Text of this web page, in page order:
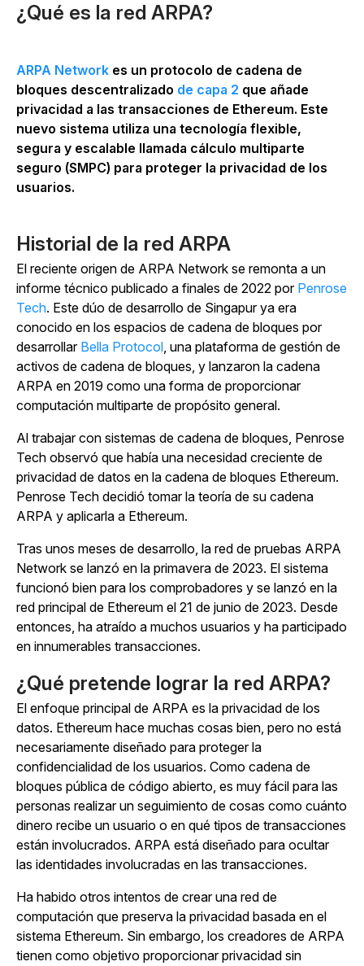
¿Qué es la red ARPA?
ARPA Network es un protocolo de cadena de
bloques descentralizado de capa 2 que añade
privacidad a las transacciones de Ethereum. Este
nuevo sistema utiliza una tecnología flexible,
segura y escalable llamada cálculo multiparte
seguro (SMPC) para proteger la privacidad de los
usuarios.
Historial de la red ARPA
El reciente origen de ARPA Network se remonta a un
informe técnico publicado a finales de 2022 porPenrose
Tech. Este dúo de desarrollo de Singapur ya era
conocido en los espacios de cadena de bloques por
desarrollar Bella Protocol, una plataforma de gestión de
activos de cadena de bloques, y lanzaron la cadena
ARPA en 2019 como una forma de proporcionar
computación multiparte de propósito general.
Al trabajar con sistemas de cadena de bloques, Penrose
Tech observó que había una necesidad creciente de
privacidad de datos en la cadena de bloques Ethereum.
Penrose Tech decidió tomar la teoría de su cadena
ARPA y aplicarla a Ethereum.
Tras unos meses de desarrollo, la red de pruebas ARPA
Network se lanzó en la primavera de 2023. El sistema
funcionó bien para los comprobadores y se lanzó en la
red principal de Ethereum el 21 de junio de 2023. Desde
entonces, ha atraído a muchos usuarios y ha participado
en innumerables transacciones.
¿Qué pretende lograr la red ARPA?
El enfoque principal de ARPA es la privacidad de los
datos. Ethereum hace muchas cosas bien, pero no está
necesariamente diseñado para proteger la
confidencialidad de los usuarios. Como cadena de
bloques pública de código abierto, es muy fácil para las
personas realizar un seguimiento de cosas como cuánto
dinero recibe un usuario o en qué tipos de transacciones
están involucrados. ARPA está diseñado para ocultar
las identidades involucradas en las transacciones.
Ha habido otros intentos de crear una red de
computación que preserva la privacidad basada en el
sistema Ethereum. Sin embargo, los creadores de ARPA
tienen como objetivo proporcionar privacidad sin